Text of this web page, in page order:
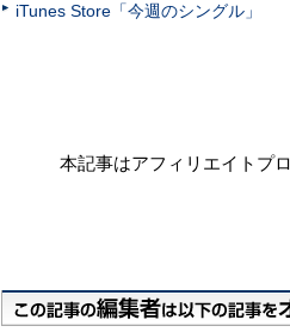
iTunes Store「今週のシングル」
本記事はアフィリエイトプ